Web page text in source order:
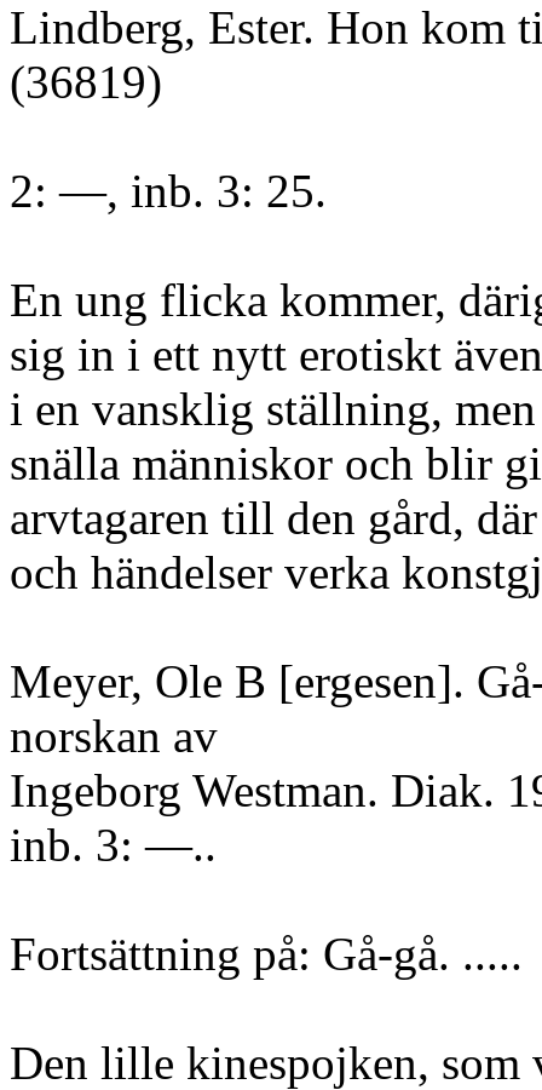
Lindberg, Ester. Hon kom
(36819)
2: —, inb. 3: 25.
En ung flicka kommer,
sig in i ett nytt erotiskt
i en vansklig ställning,
snälla människor och blir
arvtagaren till den gård,
och händelser verka
Meyer, Ole B [ergesen].
norskan av
Ingeborg Westman. Diak.
inb. 3: —..
Fortsättning på: Gå-gå. .....
Den lille kinespojken, som